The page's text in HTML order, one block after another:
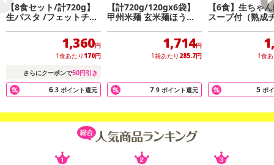
【8食セット/計720g】
生パスタ /フェットチー
1,360円
1食あたり 170円
さらにクーポンで50円引き
6.3 ポイント還元
【計720g/120gx6袋】
甲州米麺 玄米麺ほうと
1,714円
1袋あたり 285.7円
7.9 ポイント還元
【6食】生ちゃ
スープ付（熟成
1食
5 ポ